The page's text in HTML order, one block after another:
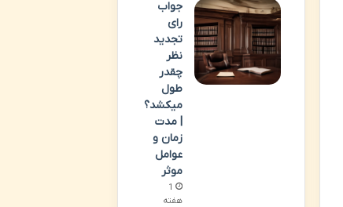
جواب
رای
تجدید
نظر
چقدر
طول
میکشد؟
| مدت
زمان و
عوامل
موثر
1
هفته